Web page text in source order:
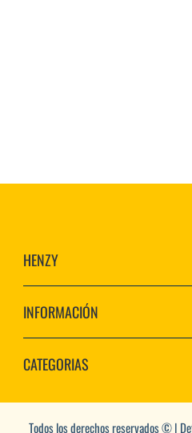
HENZY
INFORMACIÓN
CATEGORIAS
Todos los derechos reservados © |